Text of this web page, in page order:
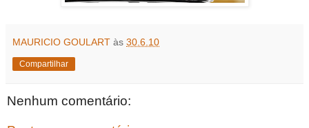
MAURICIO GOULART às 30.6.10
Compartilhar
Nenhum comentário: